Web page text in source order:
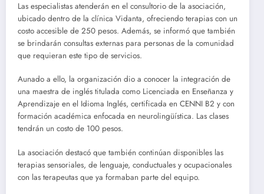
Las especialistas atenderán en el consultorio de la asociación,
ubicado dentro de la clínica Vidanta, ofreciendo terapias con un
costo accesible de 250 pesos. Además, se informó que también
se brindarán consultas externas para personas de la comunidad
que requieran este tipo de servicios.
Aunado a ello, la organización dio a conocer la integración de
una maestra de inglés titulada como Licenciada en Enseñanza y
Aprendizaje en el Idioma Inglés, certificada en CENNI B2 y con
formación académica enfocada en neurolingüística. Las clases
tendrán un costo de 100 pesos.
La asociación destacó que también continúan disponibles las
terapias sensoriales, de lenguaje, conductuales y ocupacionales
con las terapeutas que ya formaban parte del equipo.